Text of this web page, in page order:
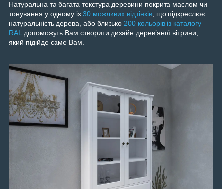
Натуральна та багата текстура деревини покрита маслом чи
тонування у одному із 30 можливих відтінків, що підкреслює
натуральність дерева, або близько 200 кольорів із каталогу
RALдопоможуть Вам створити дизайн дерев’яної вітрини,
який підійде саме Вам.